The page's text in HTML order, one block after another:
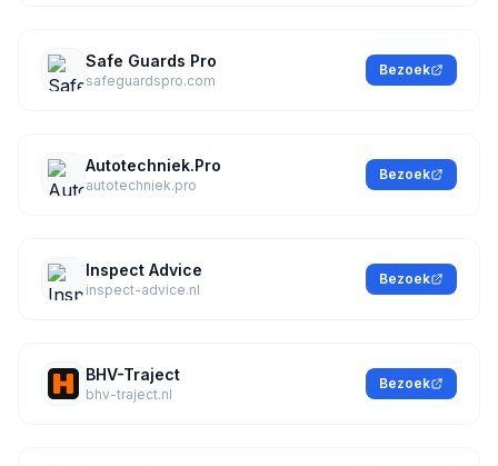
Safe Guards Pro
safeguardspro.com
Bezoek
Autotechniek.Pro
autotechniek.pro
Bezoek
Inspect Advice
inspect-advice.nl
Bezoek
BHV-Traject
bhv-traject.nl
Bezoek